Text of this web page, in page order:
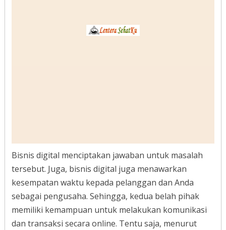
Bisnis digital menciptakan jawaban untuk masalah
tersebut. Juga, bisnis digital juga menawarkan
kesempatan waktu kepada pelanggan dan Anda
sebagai pengusaha. Sehingga, kedua belah pihak
memiliki kemampuan untuk melakukan komunikasi
dan transaksi secara online. Tentu saja, menurut